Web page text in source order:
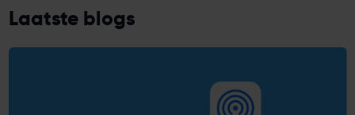
Laatste blogs